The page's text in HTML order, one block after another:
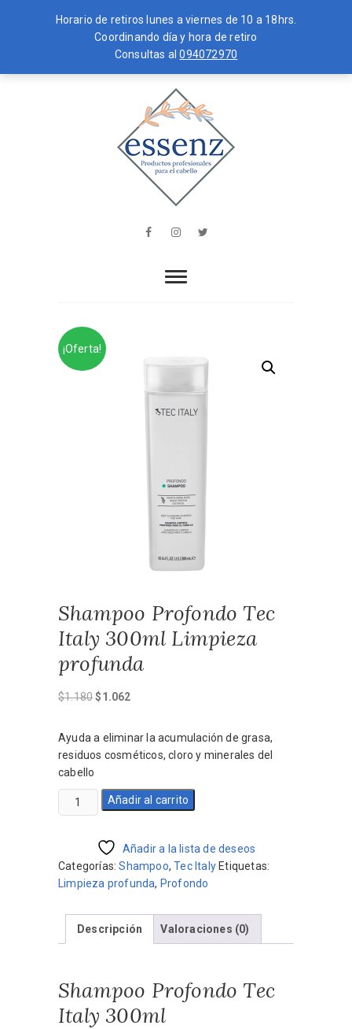
Horario de retiros lunes a viernes de 10 a 18hrs.
Coordinando día y hora de retiro
Consultas al094072970
to
essenz
EL CABELLO
FacebookInstagram
¡Oferta!
Shampoo Profondo Tec
Italy 300ml Limpieza
profunda
$1.180El
original
$1.062
actual
es:
Ayuda a eliminar la acumulación de grasa,
residuos cosméticos, cloro y minerales del
cabello
Shampoo
Profondo
300ml
Limpieza
cantidad
Añadir al carrito
Añadir a la lista de deseos
Categorías:Shampoo,Tec Italy Etiquetas:
Limpieza profunda, Profondo
Descripción Valoraciones (0)
Shampoo Profondo Tec
Italy 300ml